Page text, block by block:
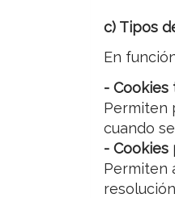
c) Tipos
En
- Cookies
Permiten
cuando
- Cookies
Permiten